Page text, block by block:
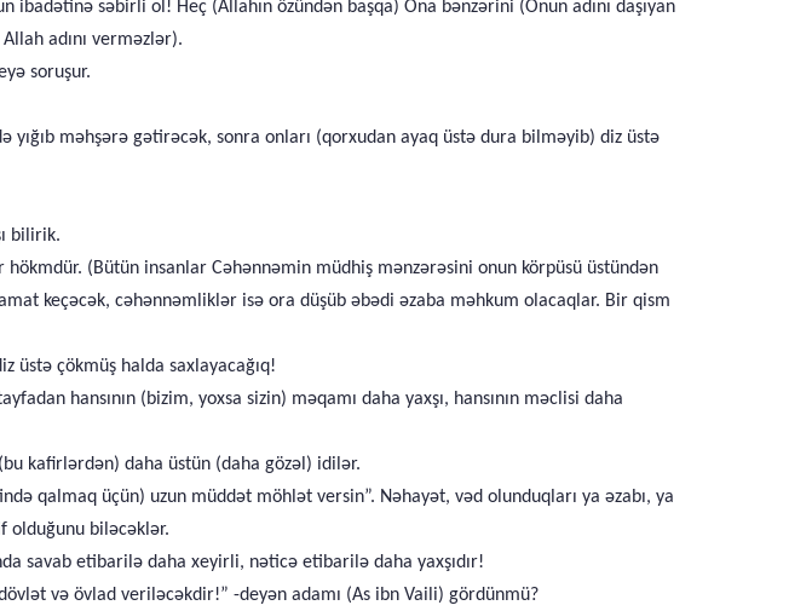
səbirli ol! Heç (Allahın özündən başqa) Ona bənzərini (Onun adını daşıyan
adını verməzlər).
soruşur.
məhşərə gətirəcək, sonra onları (qorxudan ayaq üstə dura bilməyib) diz üstə
bilirik.
(Bütün insanlar Cəhənnəmin müdhiş mənzərəsini onun körpüsü üstündən
keçəcək, cəhənnəmliklər isə ora düşüb əbədi əzaba məhkum olacaqlar. Bir qism
üstə çökmüş halda saxlayacağıq!
hansının (bizim, yoxsa sizin) məqamı daha yaxşı, hansının məclisi daha
kafirlərdən) daha üstün (daha gözəl) idilər.
qalmaq üçün) uzun müddət möhlət versin”. Nəhayət, vəd olunduqları ya əzabı, ya
olduğunu biləcəklər.
savab etibarilə daha xeyirli, nəticə etibarilə daha yaxşıdır!
və övlad veriləcəkdir!” -deyən adamı (As ibn Vaili) gördünmü?